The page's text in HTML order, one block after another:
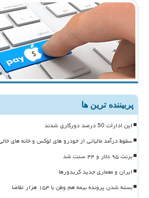
پربیننده ترین ها
این ادارات 50 درصد دورکاری شدند
سقوط درآمد مالیاتی از خودرو های لوکس و خانه های
برنت ۹۵ دلار و ۴۴ سنت شد
ایران و معماری جدید کریدورها
بسته شدن پرونده بیمه هم وطن با ۱۵۴ هزار تقاضا